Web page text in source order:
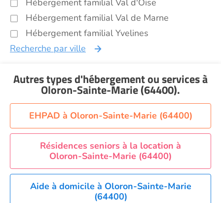
Hébergement familial Val d'Oise
Hébergement familial Val de Marne
Hébergement familial Yvelines
Recherche par ville
Autres types d'hébergement ou servicesà
Oloron-Sainte-Marie (64400).
EHPAD à Oloron-Sainte-Marie (64400)
Résidences seniors à la location à
Oloron-Sainte-Marie (64400)
Aide à domicile à Oloron-Sainte-Marie
(64400)